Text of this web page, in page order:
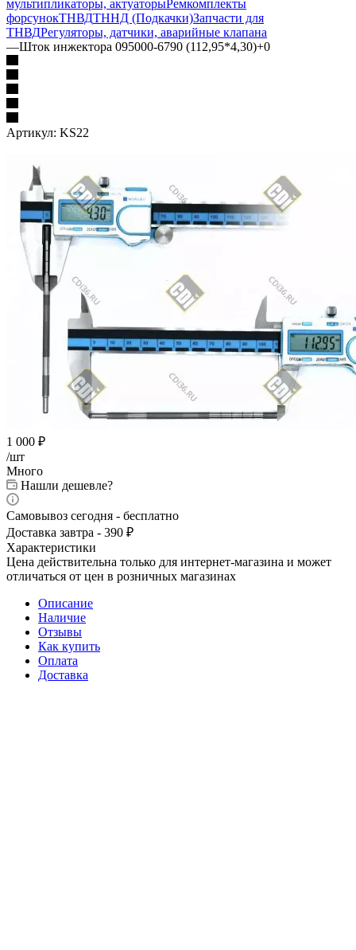
мультипликаторы, актуаторыРемкомплекты
форсунокТНВДТННД (Подкачки)Запчасти для
ТНВДРегуляторы, датчики, аварийные клапана
—Шток инжектора 095000-6790 (112,95*4,30)+0
Артикул: KS22
1 000 ₽
/шт
Много
Нашли дешевле?
Самовывоз сегодня - бесплатно
Доставка завтра - 390 ₽
Характеристики
Цена действительна только для интернет-магазина и может
отличаться от цен в розничных магазинах
Описание
Наличие
Отзывы
Как купить
Оплата
Доставка